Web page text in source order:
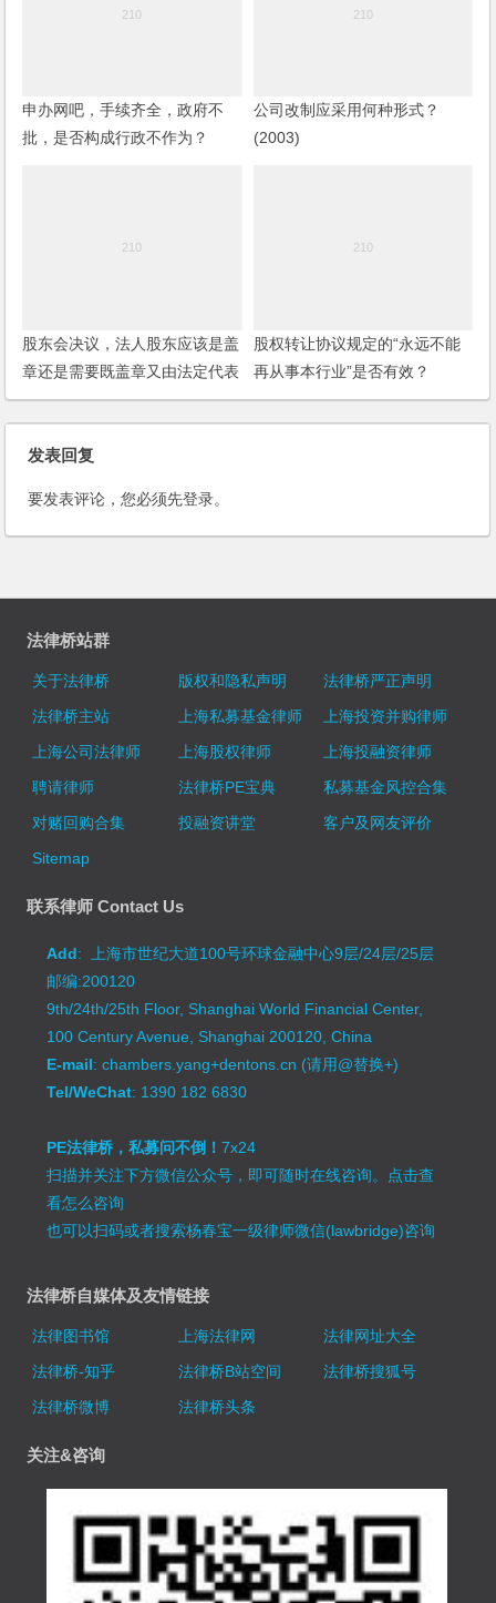
申办网吧，手续齐全，政府不
批，是否构成行政不作为？
公司改制应采用何种形式？
(2003)
股东会决议，法人股东应该是盖
章还是需要既盖章又由法定代表
人签字？
股权转让协议规定的“永远不能
再从事本行业”是否有效？
发表回复
要发表评论，您必须先登录。
法律桥站群
关于法律桥 版权和隐私声明
法律桥严正声明
法律桥主站
上海私募基金律师
上海投资并购律师
上海公司法律师
上海股权律师
上海投融资律师
聘请律师
法律桥PE宝典
私募基金风控合集
对赌回购合集
投融资讲堂
客户及网友评价
Sitemap
联系律师 Contact Us
Add: 上海市世纪大道100号环球金融中心9层/24层/25层
邮编:200120
9th/24th/25th Floor, Shanghai World Financial Center,
100 Century Avenue, Shanghai 200120, China
E-mail: chambers.yang+dentons.cn (请用@替换+)
Tel/WeChat: 1390 182 6830
PE法律桥，私募问不倒！7x24
扫描并关注下方微信公众号，即可随时在线咨询。 点击查
看怎么咨询
也可以扫码或者搜索杨春宝一级律师微信(lawbridge)咨询
法律桥自媒体及友情链接
法律图书馆 上海法律网
法律网址大全
法律桥-知乎
法律桥B站空间
法律桥搜狐号
法律桥微博
法律桥头条
关注&咨询